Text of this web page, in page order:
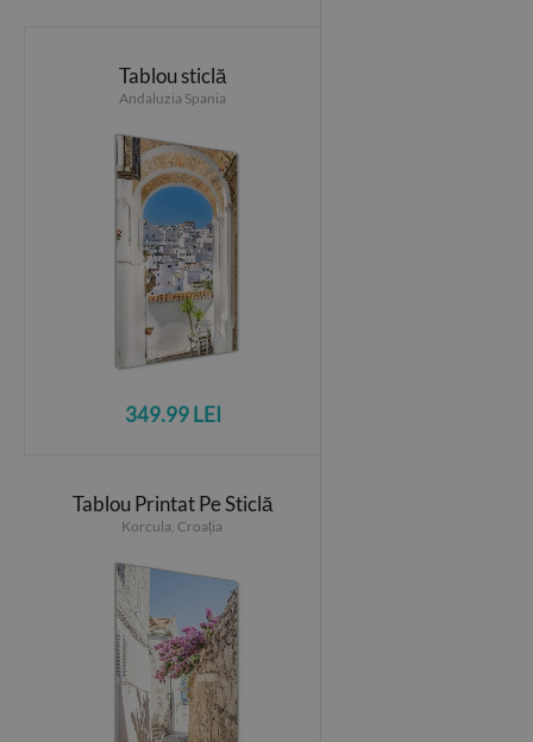
Tablou sticlă
Andaluzia Spania
349.99 LEI
Tablou Printat Pe Sticlă
Korcula, Croația